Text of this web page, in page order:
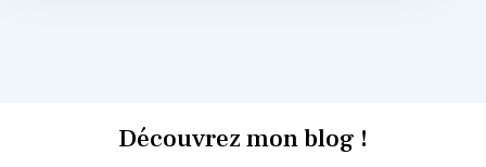
Découvrez mon blog !